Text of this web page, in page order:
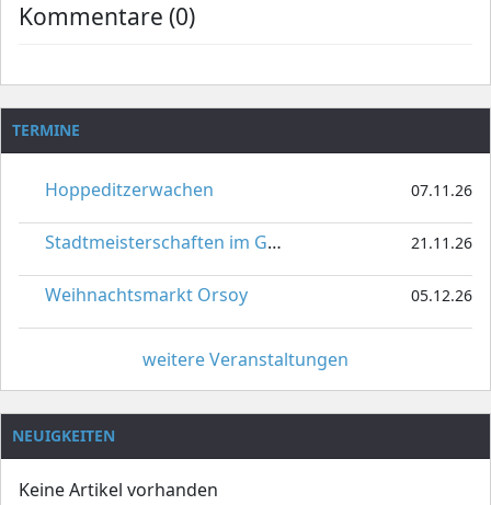
Kommentare (0)
TERMINE
Hoppeditzerwachen 07.11.26
Stadtmeisterschaften im Gardetanz 21.11.26
Weihnachtsmarkt Orsoy 05.12.26
weitere Veranstaltungen
NEUIGKEITEN
Keine Artikel vorhanden